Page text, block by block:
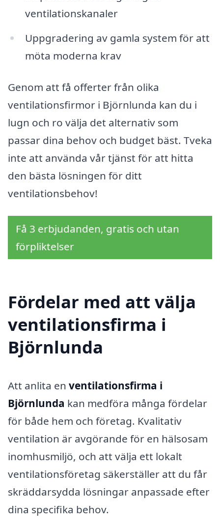
ventilationskanaler
Uppgradering av gamla system för att
möta moderna krav
Genom att få offerter från olika
ventilationsfirmor i Björnlunda kan du i
lugn och ro välja det alternativ som
passar dina behov och budget bäst. Tveka
inte att använda vår tjänst för att hitta
den bästa lösningen för ditt
ventilationsbehov!
Få 3 erbjudanden, gratis och utan
förpliktelser
Fördelar med att välja
ventilationsfirma i
Björnlunda
Att anlita en ventilationsfirma i
Björnlunda kan medföra många fördelar
för både hem och företag. Kvalitativ
ventilation är avgörande för en hälsosam
inomhusmiljö, och att välja ett lokalt
ventilationsföretag säkerställer att du får
skräddarsydda lösningar anpassade efter
dina specifika behov.